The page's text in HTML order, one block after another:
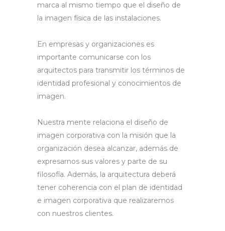
marca al mismo tiempo que el diseño de
la imagen física de las instalaciones.
En empresas y organizaciones es
importante comunicarse con los
arquitectos para transmitir los términos de
identidad profesional y conocimientos de
imagen.
Nuestra mente relaciona el diseño de
imagen corporativa con la misión que la
organización desea alcanzar, además de
expresarnos sus valores y parte de su
filosofía. Además, la arquitectura deberá
tener coherencia con el plan de identidad
e imagen corporativa que realizaremos
con nuestros clientes.